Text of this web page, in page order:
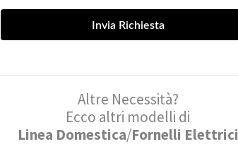
Voglio
Grazie
Altre Necessità?
Ecco altri modelli di
Linea Domestica/Fornelli Elettrici